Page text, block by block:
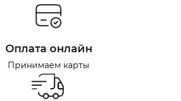
Оплата онлайн
Принимаем карты